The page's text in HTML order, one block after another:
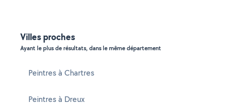
Villes proches
Ayant le plus de résultats, dans le même département
Peintres à Chartres
Peintres à Dreux